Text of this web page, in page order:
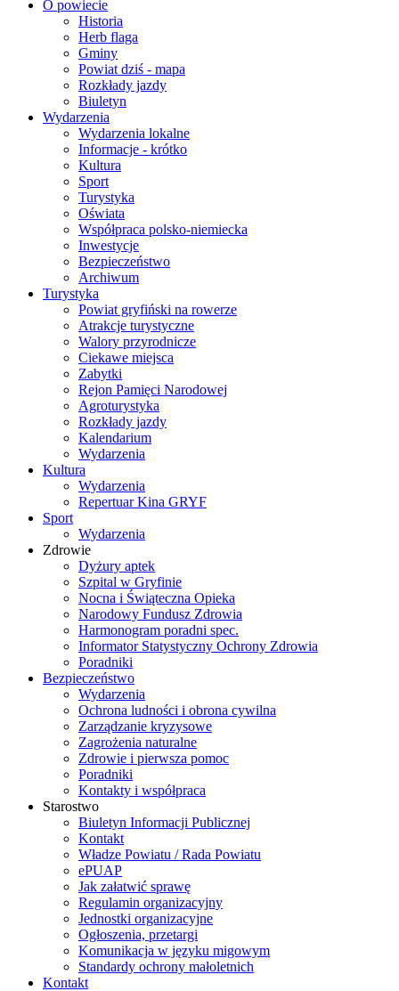
O powiecie
Historia
Herb flaga
Gminy
Powiat dziś - mapa
Rozkłady jazdy
Biuletyn
Wydarzenia
Wydarzenia lokalne
Informacje - krótko
Kultura
Sport
Turystyka
Oświata
Współpraca polsko-niemiecka
Inwestycje
Bezpieczeństwo
Archiwum
Turystyka
Powiat gryfiński na rowerze
Atrakcje turystyczne
Walory przyrodnicze
Ciekawe miejsca
Zabytki
Rejon Pamięci Narodowej
Agroturystyka
Rozkłady jazdy
Kalendarium
Wydarzenia
Kultura
Wydarzenia
Repertuar Kina GRYF
Sport
Wydarzenia
Zdrowie
Dyżury aptek
Szpital w Gryfinie
Nocna i Świąteczna Opieka
Narodowy Fundusz Zdrowia
Harmonogram poradni spec.
Informator Statystyczny Ochrony Zdrowia
Poradniki
Bezpieczeństwo
Wydarzenia
Ochrona ludności i obrona cywilna
Zarządzanie kryzysowe
Zagrożenia naturalne
Zdrowie i pierwsza pomoc
Poradniki
Kontakty i współpraca
Starostwo
Biuletyn Informacji Publicznej
Kontakt
Władze Powiatu / Rada Powiatu
ePUAP
Jak załatwić sprawę
Regulamin organizacyjny
Jednostki organizacyjne
Ogłoszenia, przetargi
Komunikacja w języku migowym
Standardy ochrony małoletnich
Kontakt